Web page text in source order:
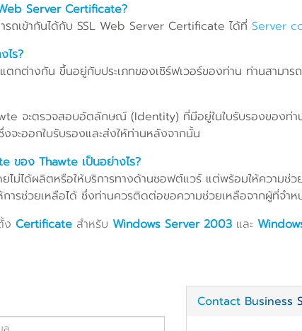
Web Server Certificate?
ารถเข้ากันได้กับ SSL Web Server Certificate ได้ที่Server
ไร?
ต่างกัน ขึ้นอยู่กับประเภทของเซิร์ฟเวอร์ของท่าน ท่านสามารถ
จะตรวจสอบอัตลักษณ์ (Identity) ที่มีอยู่ในใบรับรองของท่า
ะออกใบรับรองและส่งให้ท่านหลังจากนั้น
ของ Thawte เป็นอย่างไร?
ยไม่ได้ผลิตหรือให้บริการทางด้านซอฟต์แวร์ แต่พร้อมให้ความ
การช่วยเหลือได้ ซึ่งท่านควรติดต่อขอความช่วยเหลือจากผู้ที่จำ
ง Certificate สำหรับ Windows Server 2003 และ
Contact Business